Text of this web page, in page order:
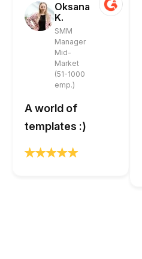
Oksana
K.
SMM
Manager
Mid-
Market
(51-1000
emp.)
A world of
templates :)